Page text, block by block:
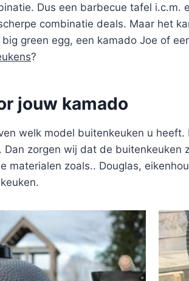
Dus een barbecue tafel
combinatie deals. Maar het
green egg, een kamado Joe of
?
jouw kamado
welk model buitenkeuken u
zorgen wij dat de
materialen zoals.. Douglas,